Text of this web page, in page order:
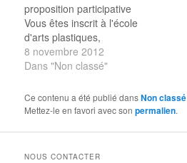
dévoilait un territoire
mental, Topographie
Chimérique, qu’il
s’agissait d’explorer. Il a
laissé…
proposition participative
Vous êtes inscrit à l'école
d'arts plastiques,
étudiant, illustrateur,
artiste, ancien du
simplement charentais...
C'est l'occasion de
graphique et créative
locale dans un projet de
8 novembre 2012
Dans "Non classé"
Ce contenu a été publié dansNon classé
Mettez-le en favori avec sonpermalien.
NOUS CONTACTER